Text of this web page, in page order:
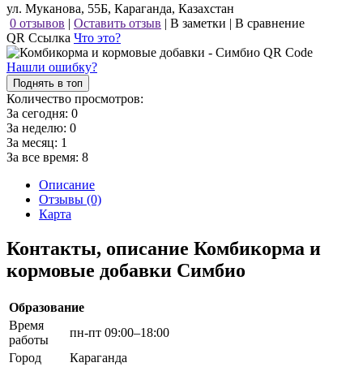
ул. Муканова, 55Б, Караганда, Казахстан
0 отзывов | Оставить отзыв | В заметки | В сравнение
QR Ссылка Что это?
Нашли ошибку?
Поднять в топ
Количество просмотров:
За сегодня: 0
За неделю: 0
За месяц: 1
За все время: 8
Описание
Отзывы (0)
Карта
Контакты, описание Комбикорма и
кормовые добавки Симбио
Образование
Время
работы
пн-пт 09:00–18:00
Город
Караганда